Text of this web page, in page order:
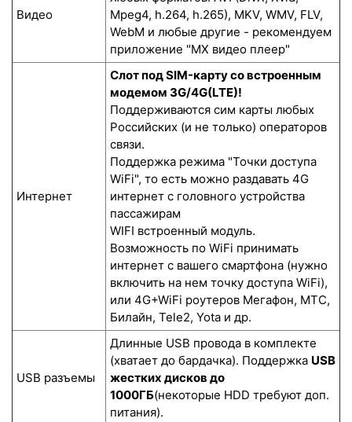
Видео
Mpeg4, h.264, h.265), MKV, WMV, FLV,
WebM и любые другие - рекомендуем
приложение "MX видео плеер"
Интернет
Слот под SIM-карту со встроенным
модемом 3G/4G(LTE)!
Поддерживаются сим карты любых
Российских (и не только) операторов
связи.
Поддержка режима "Точки доступа
WiFi", то есть можно раздавать 4G
интернет с головного устройства
пассажирам
WIFI встроенный модуль.
Возможность по WiFi принимать
интернет с вашего смартфона (нужно
включить на нем точку доступа WiFi),
или 4G+WiFi роутеров Мегафон, МТС,
Билайн, Tele2, Yota и др.
USB разъемы
Длинные USB провода в комплекте
(хватает до бардачка). Поддержка USB
жестких дисков до
1000ГБ(некоторые HDD требуют доп.
питания).